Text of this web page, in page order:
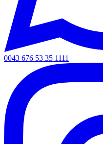
0043 676 53 35 1111